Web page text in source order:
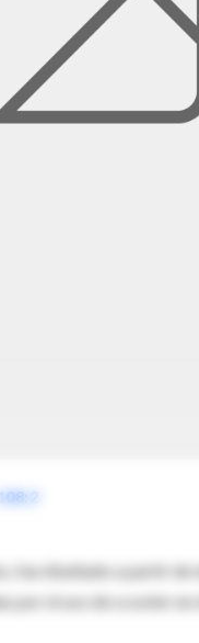
fue diseñado a partir
por el uso de scooter